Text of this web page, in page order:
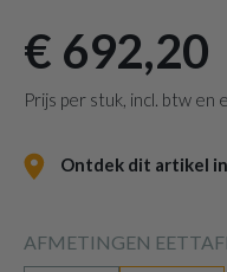
€ 692,20
Prijs per stuk, incl. btw en
Ontdek dit artikel
AFMETINGEN